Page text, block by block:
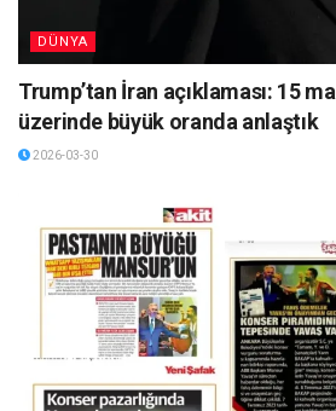
DÜNYA
Trump’tan İran açıklaması: 15
üzerinde büyük oranda anlaştık
2026-03-30